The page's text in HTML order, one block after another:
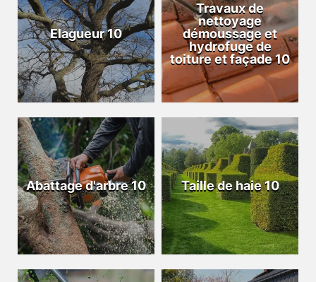
Elagueur 10
Travaux de
nettoyage
démoussage et
hydrofuge de
toiture et façade 10
Abattage d'arbre 10 Taille de haie 10